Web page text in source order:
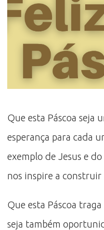
Que esta Páscoa seja
esperança para cada
exemplo de Jesus e
nos inspire a
Que esta Páscoa
seja também